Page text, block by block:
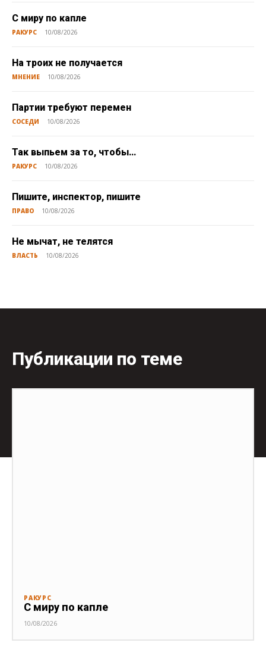
С миру по капле
РАКУРС 10/08/2026
На троих не получается
МНЕНИЕ 10/08/2026
Партии требуют перемен
СОСЕДИ 10/08/2026
Так выпьем за то, чтобы…
РАКУРС 10/08/2026
Пишите, инспектор, пишите
ПРАВО 10/08/2026
Не мычат, не телятся
ВЛАСТЬ 10/08/2026
Публикации по теме
РАКУРС
С миру по капле
10/08/2026